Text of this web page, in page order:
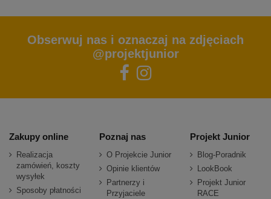
Obserwuj nas i oznaczaj na zdjęciach
@projektjunior
Zakupy online
Realizacja
zamówień, koszty
wysyłek
Sposoby płatności
Poznaj nas
O Projekcie Junior
Opinie klientów
Partnerzy i
Przyjaciele
Projekt Junior
Blog-Poradnik
LookBook
Projekt Junior
RACE